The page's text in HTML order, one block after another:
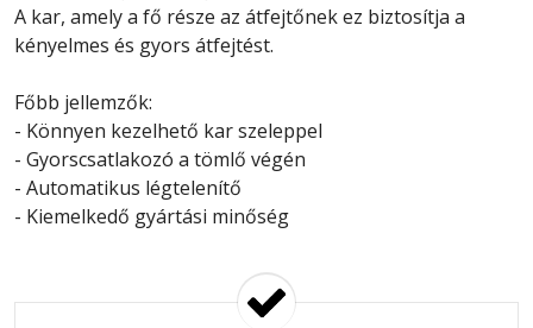
A kar, amely a fő része az átfejtőnek ez biztosítja a
kényelmes és gyors átfejtést.
Főbb jellemzők:
- Könnyen kezelhető kar szeleppel
- Gyorscsatlakozó a tömlő végén
- Automatikus légtelenítő
- Kiemelkedő gyártási minőség